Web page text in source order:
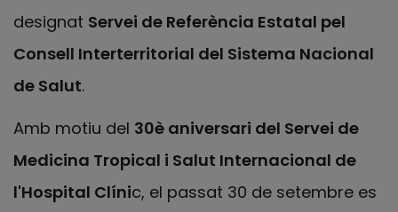
designat Servei de Referència Estatal pel
Consell Interterritorial del Sistema Nacional
de Salut.
Amb motiu del 30è aniversari del Servei de
Medicina Tropical i Salut Internacional de
l'Hospital Clínic, el passat 30 de setembre es